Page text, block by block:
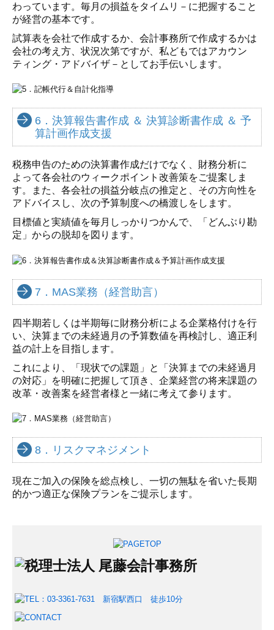
わっています。毎月の損益をタイムリ－に把握すること
が経営の基本です。
試算表を会社で作成するか、会計事務所で作成するかは
会社の考え方、状況次第ですが、私どもではアカウン
ティング・アドバイザ－としてお手伝いします。
6．決算報告書作成 ＆ 決算診断書作成 ＆ 予
算計画作成支援
税務申告のための決算書作成だけでなく、財務分析に
よって各会社のウィークポイント改善策をご提案しま
す。また、各会社の損益分岐点の推定と、その方向性を
アドバイスし、次の予算制度への橋渡しをします。
目標値と実績値を毎月しっかりつかんで、「どんぶり勘
定」からの脱却を図ります。
7．MAS業務（経営助言）
四半期若しくは半期毎に財務分析による企業格付けを行
い、決算までの未経過月の予算数値を再検討し、適正利
益の計上を目指します。
これにより、「現状での課題」と「決算までの未経過月
の対応」を明確に把握して頂き、企業経営の将来課題の
改革・改善案を経営者様と一緒に考えて参ります。
8．リスクマネジメント
現在ご加入の保険を総点検し、一切の無駄を省いた長期
的かつ適正な保険プランをご提示します。